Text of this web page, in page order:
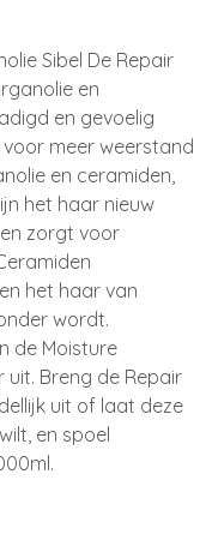
Sibel De Repair
en
en gevoelig
meer weerstand
en ceramiden,
het haar nieuw
zorgt voor
het haar van
wordt.
de Moisture
uit. Breng de Repair
uit of laat deze
en spoel